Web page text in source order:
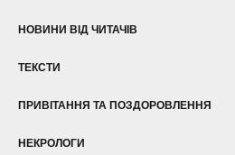
НОВИНИ ВІД ЧИТАЧІВ
ТЕКСТИ
ПРИВІТАННЯ ТА ПОЗДОРОВЛЕННЯ
НЕКРОЛОГИ